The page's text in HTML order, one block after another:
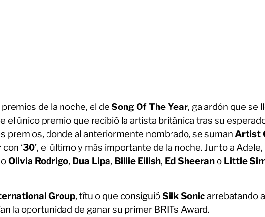
de la noche, el de Song Of The Year, galardón que se
el único premio que recibió la artista británica tras su
premios, donde al anteriormente nombrado, se suman Artist
con ‘30’, el último y más importante de la noche. Junto a Adele,
Olivia Rodrigo, Dua Lipa, Billie Eilish, Ed Sheerano Little
Group, título que consiguióSilk Sonicarrebatando
la oportunidad de ganar su primer BRITs Award.